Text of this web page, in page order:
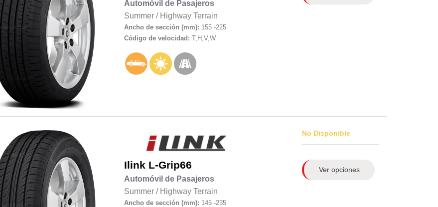
Automóvil de Pasajeros
Summer/ Highway Terrain
Ancho de sección (mm): 155 -225
Código de velocidad: T,H,V,W
Ilink L-Grip66
Automóvil de Pasajeros
Summer/ Highway Terrain
Ancho de sección (mm): 145 -235
No Disponible
Ver opciones